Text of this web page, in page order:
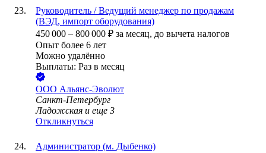
Руководитель / Ведущий менеджер по продажам
(ВЭД, импорт оборудования)
450 000 – 800 000 ₽ за месяц, до вычета налогов
Опыт более 6 лет
Можно удалённо
Выплаты: Раз в месяц
ООО Альянс-Эволют
Санкт-Петербург
Ладожская и еще 3
Откликнуться
Администратор (м. Дыбенко)